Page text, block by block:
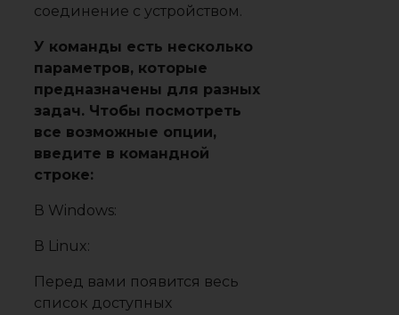
соединение с устройством.
У команды есть несколько
параметров, которые
предназначены для разных
задач. Чтобы посмотреть
все возможные опции,
введите в командной
строке:
В Windows:
В Linux:
Перед вами появится весь
список доступных